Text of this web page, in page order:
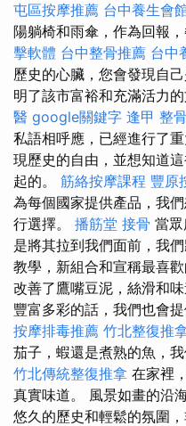
屯區按摩推薦 台中養生會
陽躺椅和雨傘，作為回報
擊軟體 台中整骨推薦 台中
歷史的心臟，您會發現自
明了該市富裕和充滿活力
醫 google關鍵字 逢甲 整骨
私語相呼應，已經進行了
現歷史的自由，並想知道
起的。 筋絡按摩課程 豐原
為每個國家提供產品，我
行選擇。 播筋堂 接骨 當
是將其拉到我們面前，我
教學，新組合和宣稱最喜歡
改善了鷹嘴豆泥，絲滑和
豐富多彩的話，我們也會提
按摩排毒推薦 竹北整復推
茄子，蝦還是煮熟的魚，
竹北傳統整復推拿 在家裡
真實味道。 風景如畫的沿
悠久的歷史和輕鬆的氛圍